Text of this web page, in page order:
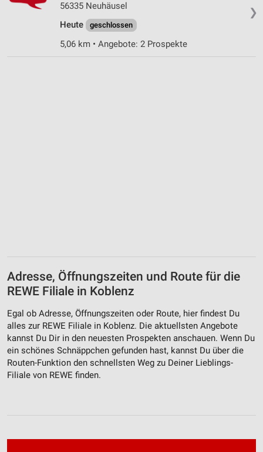
❯
56335 Neuhäusel
Heute
geschlossen
5,06 km • Angebote: 2 Prospekte
Adresse, Öffnungszeiten und Route für die
REWE Filiale in Koblenz
Egal ob Adresse, Öffnungszeiten oder Route, hier findest Du
alles zur REWE Filiale in Koblenz. Die aktuellsten Angebote
kannst Du Dir in den neuesten Prospekten anschauen. Wenn Du
ein schönes Schnäppchen gefunden hast, kannst Du über die
Routen-Funktion den schnellsten Weg zu Deiner Lieblings-
Filiale von REWE finden.